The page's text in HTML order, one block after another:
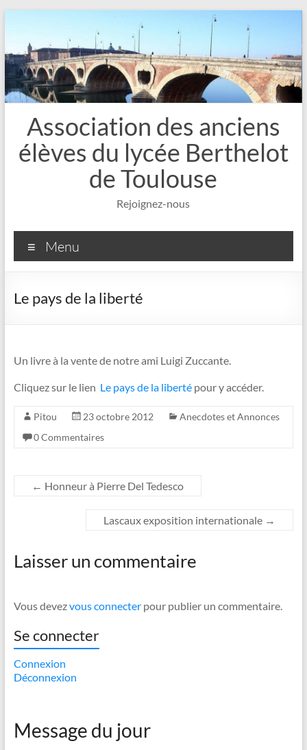
contenu
Association des anciens
élèves du lycée Berthelot
de Toulouse
Rejoignez-nous
Menu
Le pays de la liberté
Un livre à la vente de notre ami Luigi Zuccante.
Cliquez sur le lien Le pays de la libertépour y accéder.
Pitou 23 octobre 2012
Anecdotes et Annonces
0 Commentaires
← Honneur à Pierre Del Tedesco
Lascaux exposition internationale →
Laisser un commentaire
Vous devezvous connecterpour publier un commentaire.
Se connecter
Connexion
Déconnexion
Message du jour